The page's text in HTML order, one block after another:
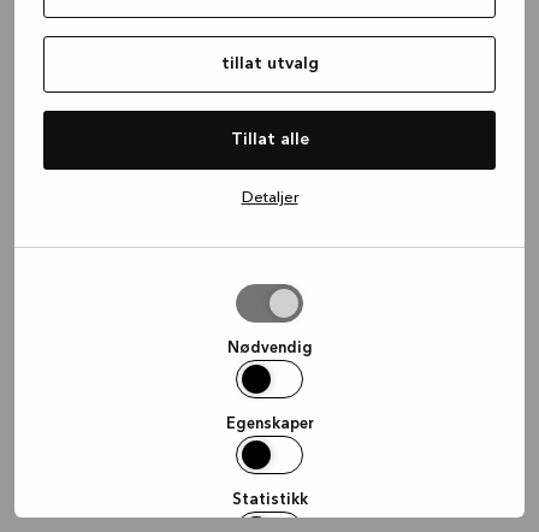
tillat utvalg
Tillat alle
Detaljer
Nødvendig
Egenskaper
Statistikk
information).